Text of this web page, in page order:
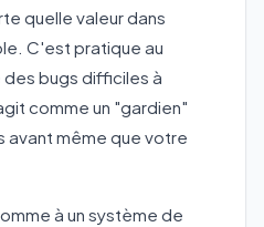
quelle valeur dans
C'est pratique au
bugs difficiles à
comme un "gardien"
avant même que votre
à un système de